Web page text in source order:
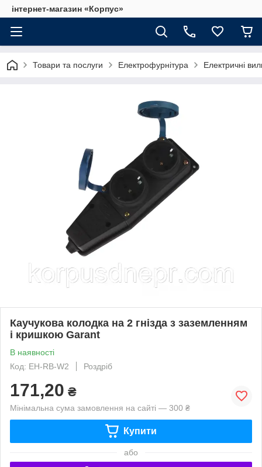
інтернет-магазин «Корпус»
Товари та послуги Електрофурнітура Електричні
Каучукова колодка на 2 гнізда з заземленням
і кришкою Garant
В наявності
Код: EH-RB-W2
Роздріб
171,20 ₴
Мінімальна сума замовлення на сайті — 300 ₴
Купити
або